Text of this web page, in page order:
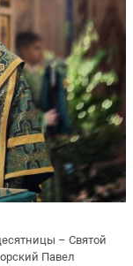
– Святой
Павел